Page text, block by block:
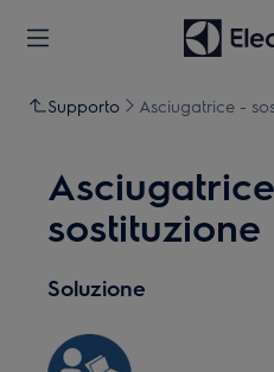
Supporto Asciugatrice -
Soluzione